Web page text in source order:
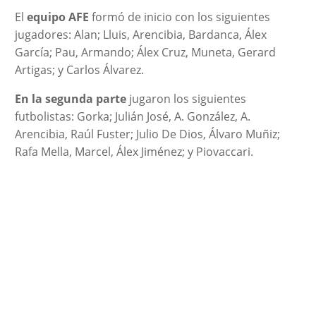
El equipo AFE formó de inicio con los siguientes
jugadores: Alan; Lluis, Arencibia, Bardanca, Álex
García; Pau, Armando; Álex Cruz, Muneta, Gerard
Artigas; y Carlos Álvarez.
En la segunda partejugaron los siguientes
futbolistas: Gorka; Julián José, A. González, A.
Arencibia, Raúl Fuster; Julio De Dios, Álvaro Muñiz;
Rafa Mella, Marcel, Álex Jiménez; y Piovaccari.